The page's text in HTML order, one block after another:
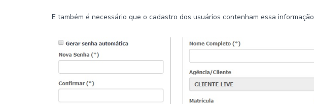
E também é necessário que o cadastro dos usuários contenham essa